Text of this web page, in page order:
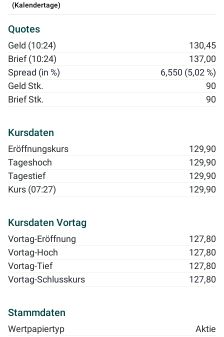
(Kalendertage)
Quotes
Geld (10:24)
130,45
Brief (10:24)
137,00
Spread (in %)
6,550 (5,02 %)
Geld Stk.
90
Brief Stk.
90
Kursdaten
Eröffnungskurs
129,90
Tageshoch
129,90
Tagestief
129,90
Kurs (07:27)
129,90
Kursdaten Vortag
Vortag-Eröffnung
127,80
Vortag-Hoch
127,80
Vortag-Tief
127,80
Vortag-Schlusskurs
127,80
Stammdaten
Wertpapiertyp
Aktie